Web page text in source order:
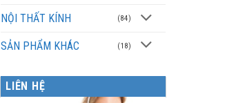
NỘI THẤT KÍNH (84)
SẢN PHẨM KHÁC (18)
LIÊN HỆ